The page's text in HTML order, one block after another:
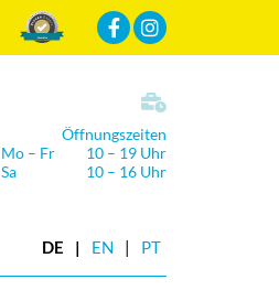
Mehr Infos
Öffnungszeiten
Mo – Fr
10 – 19 Uhr
Sa
10 – 16 Uhr
DE EN PT